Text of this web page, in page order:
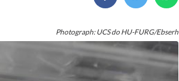
Photograph: UCS do HU-FURG/Ebserh